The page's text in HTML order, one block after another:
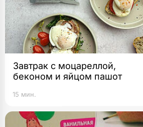
Завтрак с моцареллой,
беконом и яйцом пашот
15 мин.